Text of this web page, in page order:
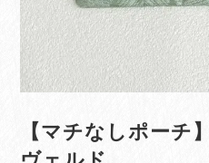
【マチなしポー